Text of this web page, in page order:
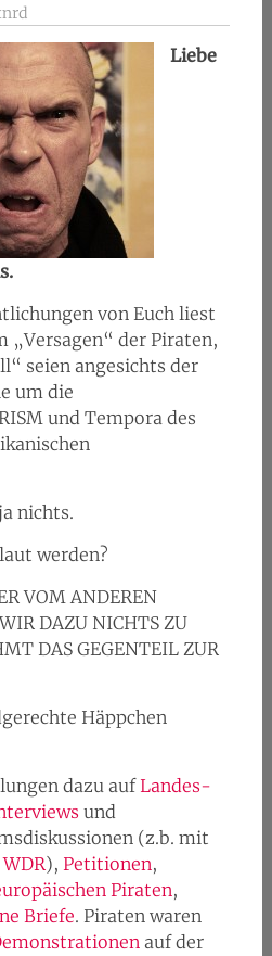
Liebe
von Euch liest
„Versagen“ der Piraten,
seien angesichts der
um die
und Tempora des
nichts.
werden?
VOM ANDEREN
DAZU NICHTS ZU
DAS GEGENTEIL ZUR
Häppchen
dazu aufLandes-
und
(z.b. mit
), Petitionen,
Piraten,
Briefe. Piraten waren
auf der